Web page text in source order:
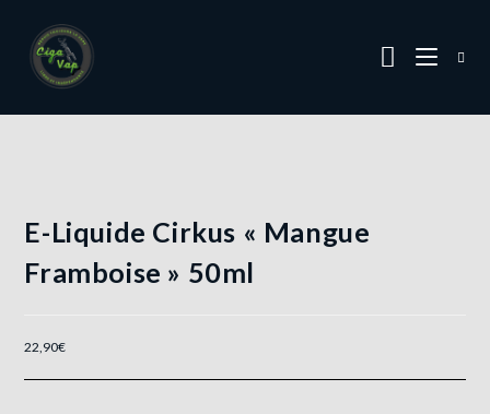
E-Liquide Cirkus « Mangue
Framboise » 50ml
22,90€